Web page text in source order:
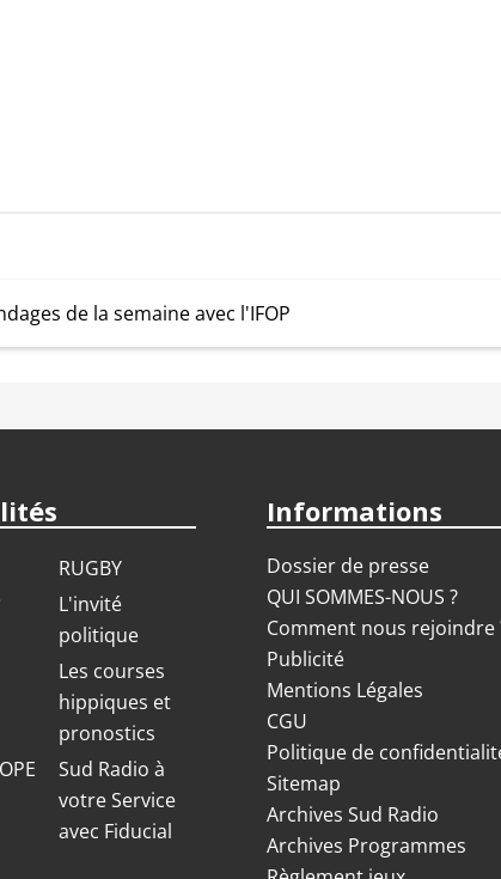
de la semaine avec l'IFOP
RUGBY
L'invité
politique
Les courses
hippiques et
pronostics
Sud Radio à
votre Service
avec Fiducial
Informations
Dossier de presse
QUI SOMMES-NOUS ?
Comment nous rejoindre
Publicité
Mentions Légales
CGU
Politique de
Sitemap
Archives Sud Radio
Archives Programmes